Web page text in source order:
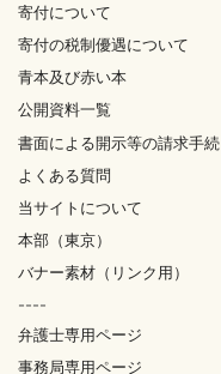
寄付について
寄付の税制優遇について
青本及び赤い本
公開資料一覧
書面による開示等の請求手続
よくある質問
当サイトについて
本部（東京）
バナー素材（リンク用）
----
弁護士専用ページ
事務局専用ページ